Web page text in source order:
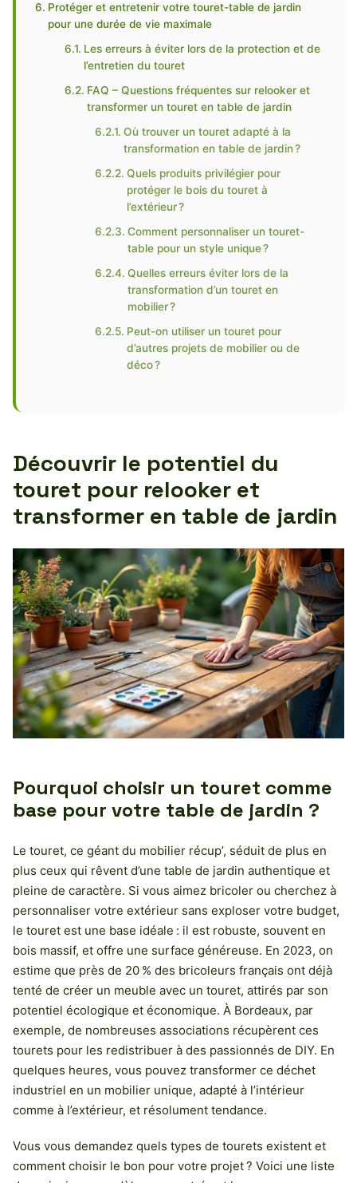
Protéger et entretenir votre touret-table de jardin
pour une durée de vie maximale
Les erreurs à éviter lors de la protection et de
l’entretien du touret
FAQ – Questions fréquentes sur relooker et
transformer un touret en table de jardin
Où trouver un touret adapté à la
transformation en table de jardin ?
Quels produits privilégier pour
protéger le bois du touret à
l’extérieur ?
Comment personnaliser un touret-
table pour un style unique ?
Quelles erreurs éviter lors de la
transformation d’un touret en
mobilier ?
Peut-on utiliser un touret pour
d’autres projets de mobilier ou de
déco ?
Découvrir le potentiel du
touret pour relooker et
transformer en table de jardin
Pourquoi choisir un touret comme
base pour votre table de jardin ?
Le touret, ce géant du mobilier récup’, séduit de plus en
plus ceux qui rêvent d’une table de jardin authentique et
pleine de caractère. Si vous aimez bricoler ou cherchez à
personnaliser votre extérieur sans exploser votre budget,
le touret est une base idéale : il est robuste, souvent en
bois massif, et offre une surface généreuse. En 2023, on
estime que près de 20 % des bricoleurs français ont déjà
tenté de créer un meuble avec un touret, attirés par son
potentiel écologique et économique. À Bordeaux, par
exemple, de nombreuses associations récupèrent ces
tourets pour les redistribuer à des passionnés de DIY. En
quelques heures, vous pouvez transformer ce déchet
industriel en un mobilier unique, adapté à l’intérieur
comme à l’extérieur, et résolument tendance.
Vous vous demandez quels types de tourets existent et
comment choisir le bon pour votre projet ? Voici une liste